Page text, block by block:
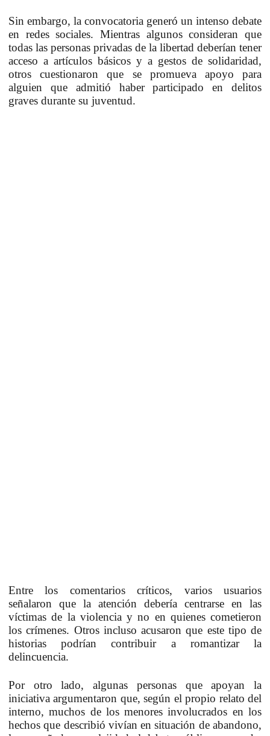
Sin embargo, la convocatoria generó un intenso debate
en redes sociales. Mientras algunos consideran que
todas las personas privadas de la libertad deberían tener
acceso a artículos básicos y a gestos de solidaridad,
otros cuestionaron que se promueva apoyo para
alguien que admitió haber participado en delitos
graves durante su juventud.
Entre los comentarios críticos, varios usuarios
señalaron que la atención debería centrarse en las
víctimas de la violencia y no en quienes cometieron
los crímenes. Otros incluso acusaron que este tipo de
historias podrían contribuir a romantizar la
delincuencia.
Por otro lado, algunas personas que apoyan la
iniciativa argumentaron que, según el propio relato del
interno, muchos de los menores involucrados en los
hechos que describió vivían en situación de abandono,